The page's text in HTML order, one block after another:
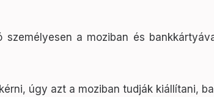
személyesen a moziban és
úgy azt a moziban tudják kiállítani,